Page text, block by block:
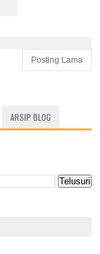
Posting Lama
ARSIP BLOG